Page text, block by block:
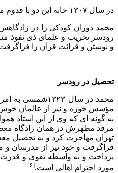
در سال ۱۳۰۷ خانه این دو با قدوم مبارک نوزادى روشن شد که نامش را «محمد» گذاردند.
محمد دوران کودکى را در
رودسر تخریب و علماى ذى نفوذ
و نوشتن و قرائت قرآن را
تحصیل در رودسر
محمد در سال
مؤسس حوزه و نیز از عالمان خوش
مورد احترام اهالى است.[۶]